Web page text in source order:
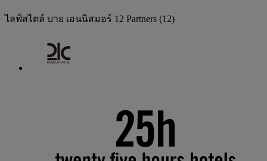
ไลฟ์สไตล์ บาย เอนนิสมอร์ 12 Partners (12)